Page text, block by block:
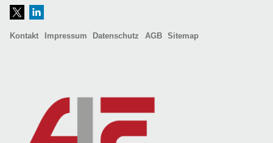
Kontakt Impressum Datenschutz AGB Sitemap